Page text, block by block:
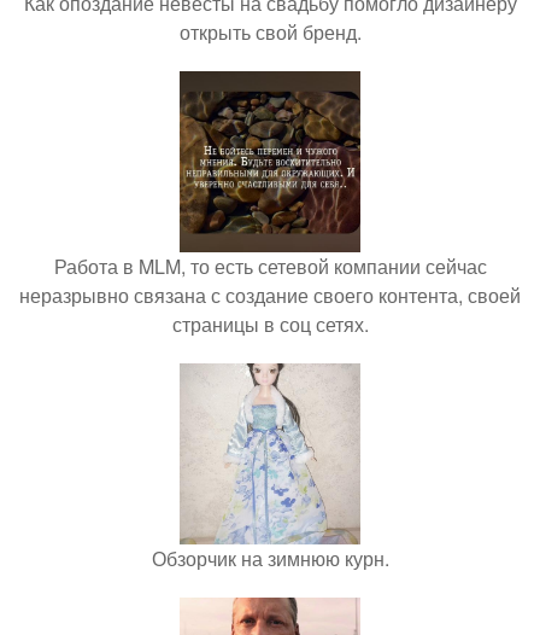
открыть свой бренд.
Работа в MLM, то есть сетевой компании сейчас
неразрывно связана с создание своего контента, своей
страницы в соц сетях.
Обзорчик на зимнюю курн.